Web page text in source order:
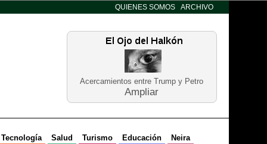
QUIENES SOMOS ARCHIVO
Acercamientos entre Trump y Petro
Ampliar
Tecnología Salud Turismo Educación Neira